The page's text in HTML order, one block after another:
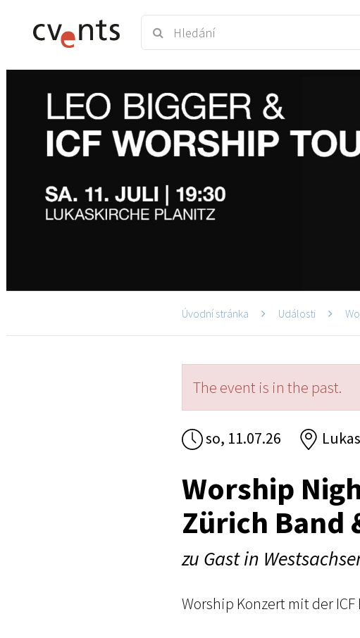
Úvodní stránka Události
The event is in the past.
so, 11.07.26
Worship
Zürich Band
zu Gast in
Worship Konzert mit der